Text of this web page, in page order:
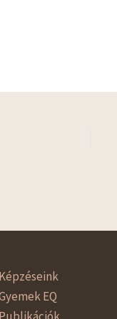
Képzéseink
EQ